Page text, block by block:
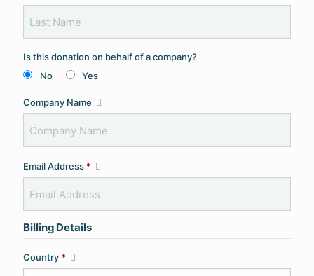
Is this donation on behalf of a company?
No
Yes
Company Name
Email Address *
Billing Details
Country *